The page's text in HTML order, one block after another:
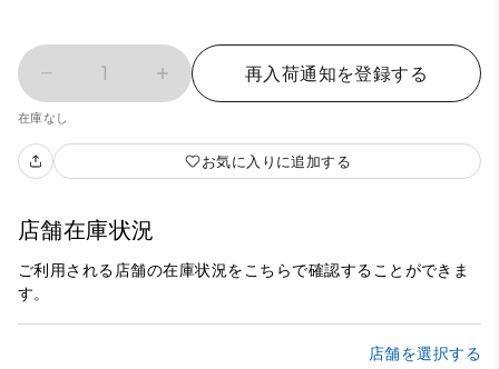
1 再入荷通知を登録する
在庫なし
お気に入りに追加する
店舗在庫状況
ご利用される店舗の在庫状況をこちらで確認することができま
す。
店舗を選択する